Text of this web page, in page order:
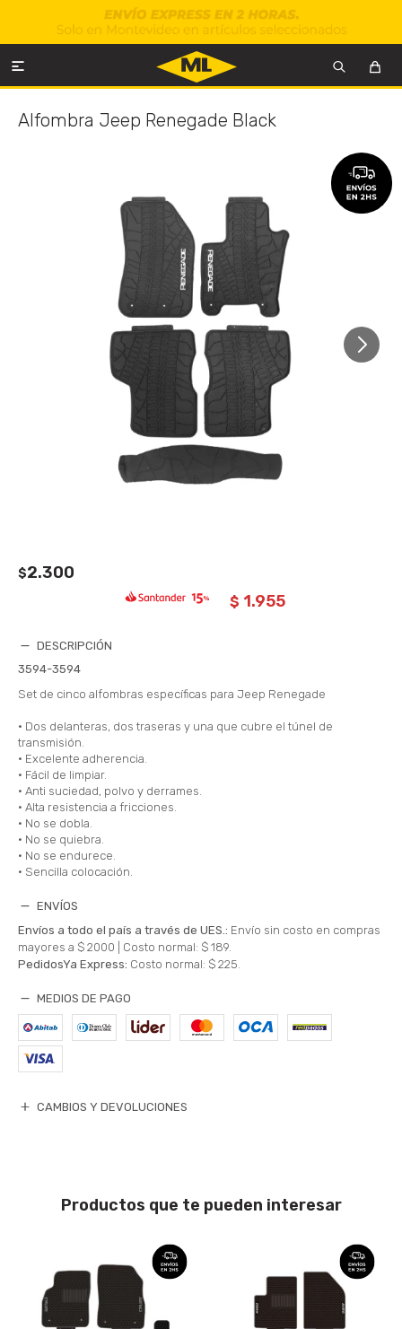

Alfombra Jeep Renegade Black
$2.300
$ 1.955
DESCRIPCIÓN
3594-3594
Set de cinco alfombras específicas para Jeep Renegade
• Dos delanteras, dos traseras y una que cubre el túnel de
transmisión.
• Excelente adherencia.
• Fácil de limpiar.
• Anti suciedad, polvo y derrames.
• Alta resistencia a fricciones.
• No se dobla.
• No se quiebra.
• No se endurece.
• Sencilla colocación.
ENVÍOS
Envíos a todo el país a través de UES.: Envío sin costo en compras
mayores a $ 2000 | Costo normal: $ 189.
PedidosYa Express: Costo normal: $ 225.
MEDIOS DE PAGO
CAMBIOS Y DEVOLUCIONES
Productos que te pueden interesar